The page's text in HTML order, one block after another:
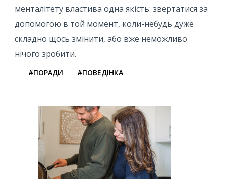
менталітету властива одна якість: звертатися за
допомогою в той момент, коли-небудь дуже
складно щось змінити, або вже неможливо
нічого зробити.
#ПОРАДИ #ПОВЕДІНКА